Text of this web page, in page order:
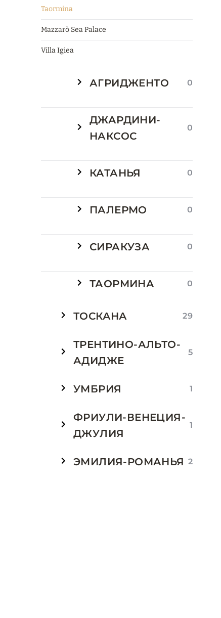
Taormina
Mazzarò Sea Palace
Villa Igiea
АГРИДЖЕНТО 0
ДЖАРДИНИ-
НАКСОС
0
КАТАНЬЯ 0
ПАЛЕРМО 0
СИРАКУЗА 0
ТАОРМИНА 0
ТОСКАНА 29
ТРЕНТИНО-АЛЬТО-
АДИДЖЕ
5
УМБРИЯ 1
ФРИУЛИ-ВЕНЕЦИЯ-
ДЖУЛИЯ
1
ЭМИЛИЯ-РОМАНЬЯ 2